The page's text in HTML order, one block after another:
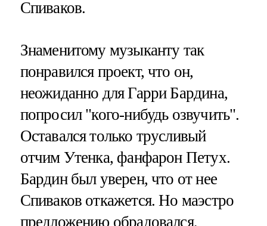
Спиваков.
Знаменитому музыканту так
понравился проект, что он,
неожиданно для Гарри Бардина,
попросил "кого-нибудь озвучить".
Оставался только трусливый
отчим Утенка, фанфарон Петух.
Бардин был уверен, что от нее
Спиваков откажется. Но маэстро
предложению обрадовался,